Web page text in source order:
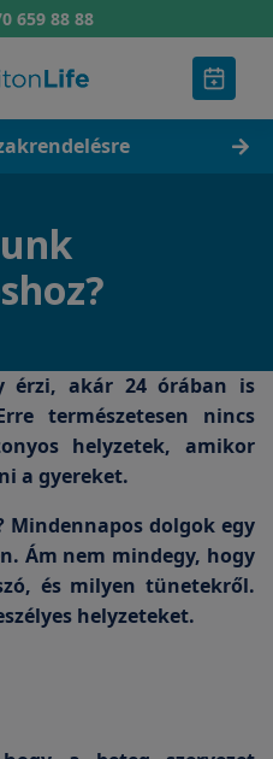
659 88 88
érzi, akár 24 órában is
természetesen nincs
helyzetek, amikor
a gyereket.
Mindennapos dolgok egy
Ám nem mindegy, hogy
és milyen tünetekről.
helyzeteket.